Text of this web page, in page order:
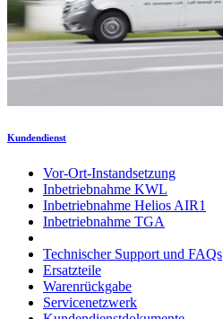
Kundendienst
Vor-Ort-Instandsetzung
Inbetriebnahme KWL
Inbetriebnahme Helios AIR1
Inbetriebnahme TGA
Technischer Support und FAQs
Ersatzteile
Warenrückgabe
Servicenetzwerk